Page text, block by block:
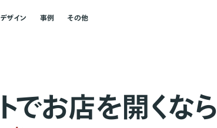
デザイン 事例 その他
トでお店を開くなら